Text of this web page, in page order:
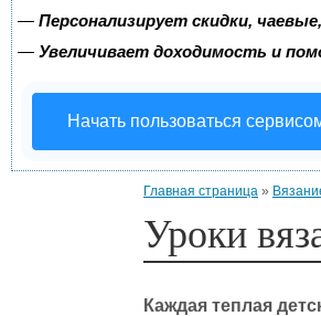
— Персонализирует скидки,
— Увеличивает доходимость и
Начать пользоваться
Главная страница »
Уроки
Каждая теплая